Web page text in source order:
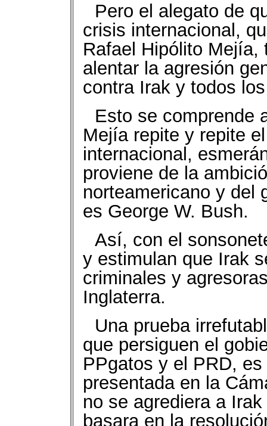
Pero el alegato de
crisis internacional,
Rafael Hipólito Mejía,
alentar la agresión
contra Irak y todos
Esto se comprende
Mejía repite y repite
internacional,
proviene de la
norteamericano y del
es George W. Bush.
Así, con el
y estimulan que Irak
criminales y
Inglaterra.
Una prueba
que persiguen el
PPgatos y el PRD,
presentada en la
no se agrediera a
basara en la